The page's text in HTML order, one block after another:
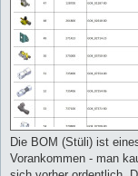
Die BOM (Stüli) ist
Vorankommen - man